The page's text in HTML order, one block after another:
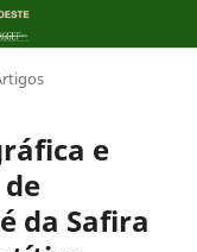
e
da Safira